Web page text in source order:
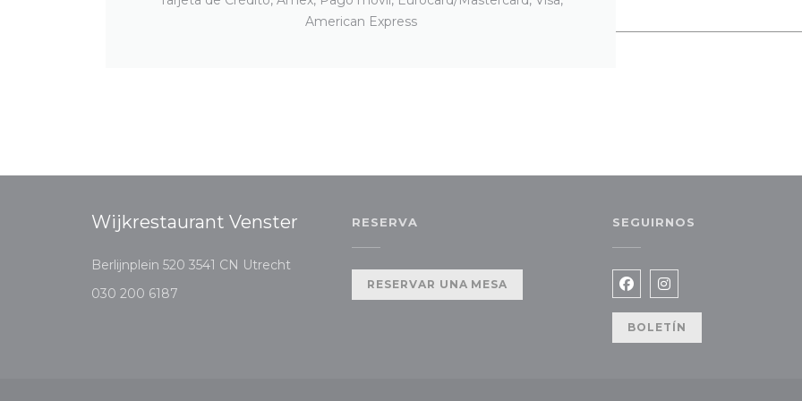
American Express
Wijkrestaurant Venster
Berlijnplein 520 3541 CN Utrecht
030 200 6187
RESERVA
RESERVAR UNA MESA
SEGUIRNOS
Facebook ((abre en una
Instagram ((abre
BOLETÍN